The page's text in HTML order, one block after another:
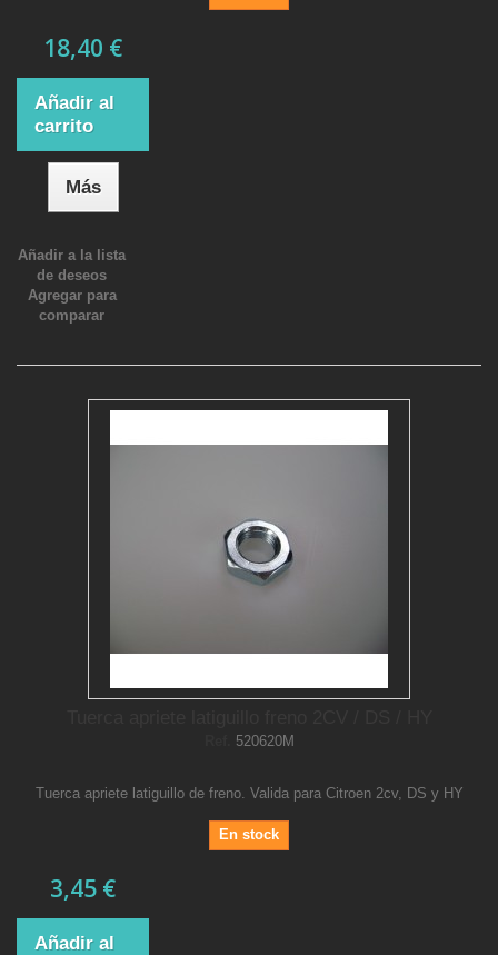
18,40 €
Añadir al
carrito
Más
Añadir a la lista
de deseos
Agregar para
comparar
520620M
Tuerca apriete latiguillo de freno. Valida para Citroen 2cv, DS y HY
En stock
3,45 €
Añadir al